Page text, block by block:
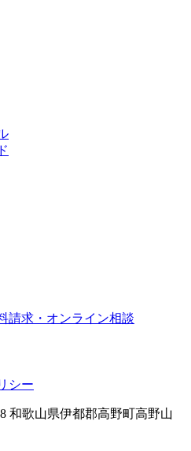
請求・オンライン相談
シー
和歌山県伊都郡高野町高野山